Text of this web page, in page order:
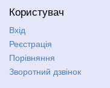
Користувач
Вхід
Реєстрація
Порівняння
Зворотний дзвінок